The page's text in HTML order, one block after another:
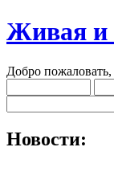
Живая и
Добро пожаловать,
Новости: